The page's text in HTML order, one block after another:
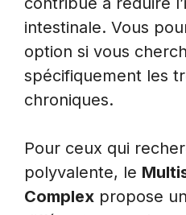
intestinale. Vous
option si vous
spécifiquement les
chroniques.
Pour ceux qui
polyvalente, le
Complex propose